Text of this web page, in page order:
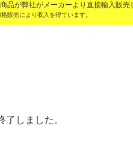
品が弊社がメーカーより直接輸入販売
販売により収入を得ています。
しました。